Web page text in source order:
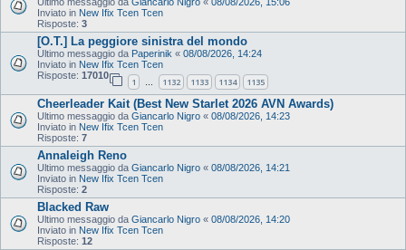
Inviato in New Ifix Tcen Tcen
Risposte: 3
[O.T.] La peggiore sinistra del mondo
Ultimo messaggio da Paperinik « 08/08/2026, 14:24
Inviato in New Ifix Tcen Tcen
Risposte: 17010
1 … 1132 1133 1134 1135
Cheerleader Kait (Best New Starlet 2026 AVN Awards)
Ultimo messaggio da Giancarlo Nigro « 08/08/2026, 14:23
Inviato in New Ifix Tcen Tcen
Risposte: 7
Annaleigh Reno
Ultimo messaggio da Giancarlo Nigro « 08/08/2026, 14:21
Inviato in New Ifix Tcen Tcen
Risposte: 2
Blacked Raw
Ultimo messaggio da Giancarlo Nigro « 08/08/2026, 14:20
Inviato in New Ifix Tcen Tcen
Risposte: 12